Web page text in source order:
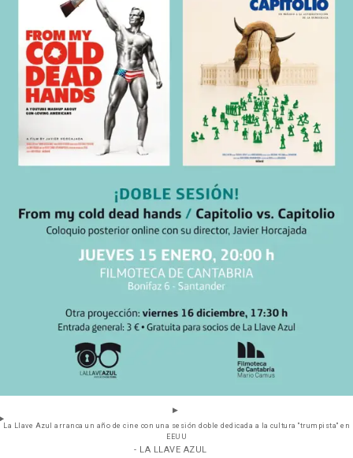
La Llave Azul arranca un año de cine con una sesión doble dedicada a la cultura "trumpista" en
EEUU
- LA LLAVE AZUL